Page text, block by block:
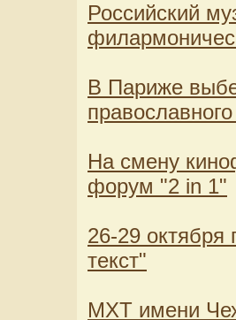
Российский
В Париже
На смену
форум "2 in 1"
26-29 октября
текст"
МХТ имени